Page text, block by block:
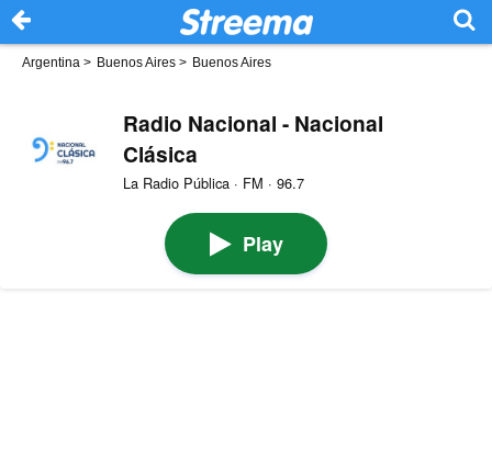
Argentina > Buenos Aires > Buenos Aires
Radio Nacional - Nacional
Clásica
La Radio Pública · FM · 96.7
Play